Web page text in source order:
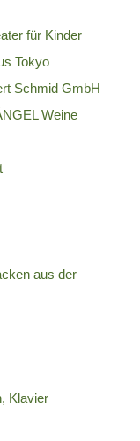
für Kinder
Tokyo
Schmid GmbH
Weine
aus der
Klavier